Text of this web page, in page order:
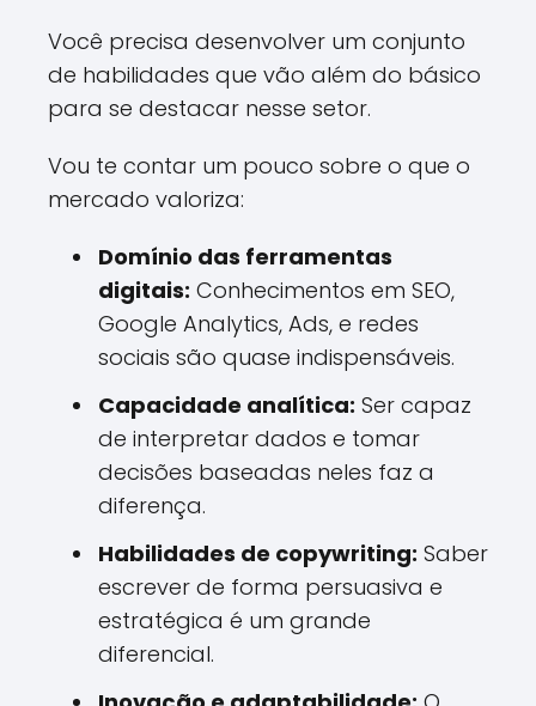
Você precisa desenvolver um conjunto
de habilidades que vão além do básico
para se destacar nesse setor.
Vou te contar um pouco sobre o que o
mercado valoriza:
Domínio das ferramentas
digitais: Conhecimentos em SEO,
Google Analytics, Ads, e redes
sociais são quase indispensáveis.
Capacidade analítica: Ser capaz
de interpretar dados e tomar
decisões baseadas neles faz a
diferença.
Habilidades de copywriting: Saber
escrever de forma persuasiva e
estratégica é um grande
diferencial.